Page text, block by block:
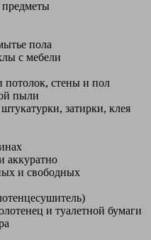
пола
с мебели
потолок, стены и пол
пыли
затирки, клея
аккуратно
и свободных
и туалетной бумаги